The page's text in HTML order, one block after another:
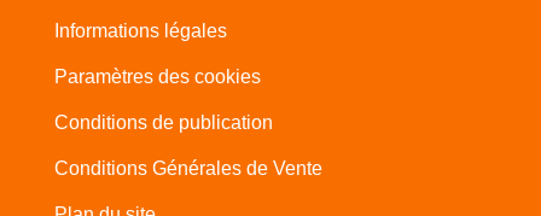
Informations légales
Paramètres des cookies
Conditions de publication
Conditions Générales de Vente